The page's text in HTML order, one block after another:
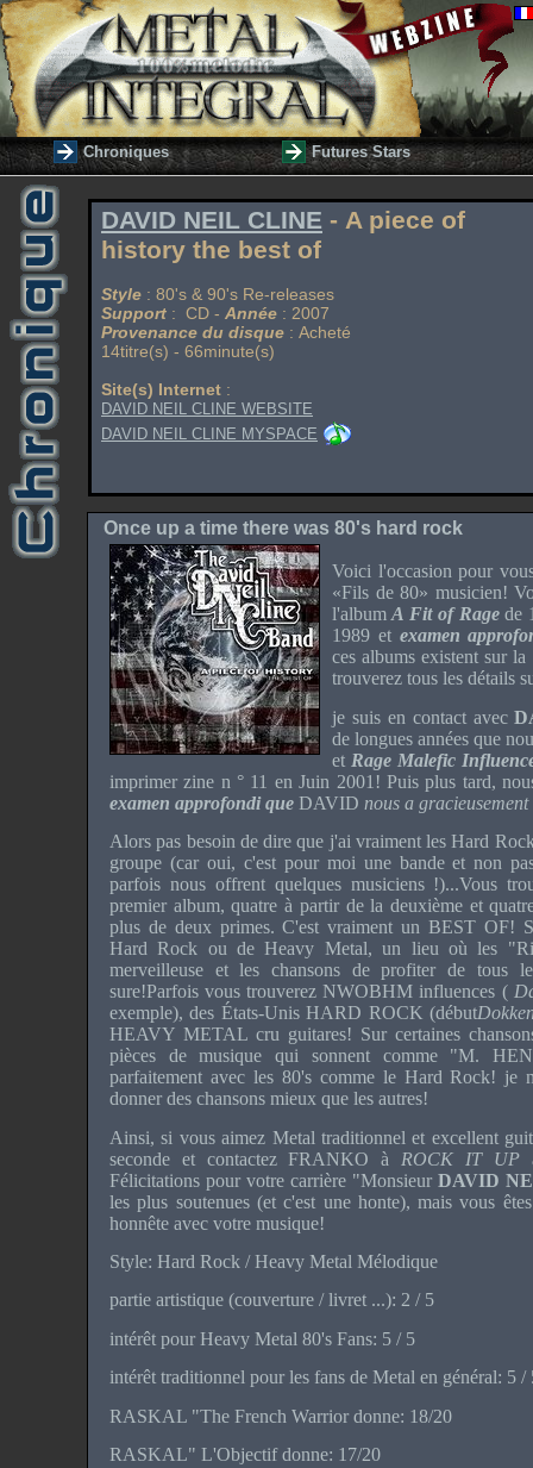
Chroniques Futures Stars
DAVID NEIL CLINE - A piece of
history the best of
Style : 80's & 90's Re-releases
Support : CD - Année : 2007
Provenance du disque : Acheté
14titre(s) - 66minute(s)
Site(s) Internet :
DAVID NEIL CLINE WEBSITE
DAVID NEIL CLINE MYSPACE
Once up a time there was 80's hard rock
Voici l'occasion pour
«Fils de 80» musicien!
l'album A Fit of Ragede
1989 etexamen
ces albums existent sur
trouverez tous les détails
je suis en contact avec
de longues années que
et Rage Malefic
imprimer zine n ° 11 en Juin 2001! Puis plus tard,
examen approfondi que DAVID nous a
Alors pas besoin de dire que j'ai vraiment les Hard
groupe (car oui, c'est pour moi une bande et non
parfois nous offrent quelques musiciens !)...Vous
premier album, quatre à partir de la deuxième et
plus de deux primes.C'est vraiment un BEST OF!
Hard Rock ou de Heavy Metal, un lieu où les
merveilleuse et les chansons de profiter de tous
sure!Parfois vous trouverez NWOBHM influences (
exemple), des États-Unis HARD ROCK (début
HEAVY METAL cru guitares! Sur certaines
pièces de musique qui sonnent comme "M.
parfaitement avec les 80's comme le Hard Rock! je
donner des chansons mieux que les autres!
Ainsi, si vous aimez Metal traditionnel et excellent
seconde et contactez FRANKO à ROCK IT UP
Félicitations pour votre carrière "Monsieur DAVID
les plus soutenues (et c'est une honte), mais vous
honnête avec votre musique!
Style: Hard Rock / Heavy Metal Mélodique
partie artistique (couverture / livret ...): 2 / 5
intérêt pour Heavy Metal 80's Fans: 5 / 5
intérêt traditionnel pour les fans de Metal en général: 5 /
RASKAL "The French Warrior donne: 18/20
RASKAL" L'Objectif donne: 17/20